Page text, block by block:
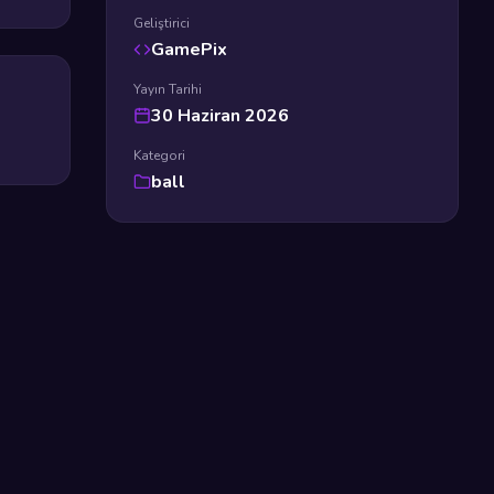
Geliştirici
GamePix
Yayın Tarihi
30 Haziran 2026
Kategori
ball